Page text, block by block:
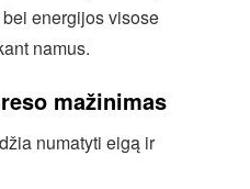
energijos visose
namus.
mažinimas
numatyti eigą ir